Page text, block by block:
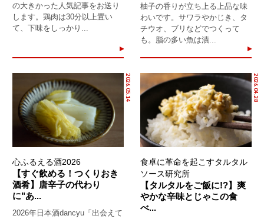
の大きかった人気記事をお送り
します。鶏肉は30分以上置い
て、下味をしっかり...
柚子の香りが立ち上る上品な味
わいです。サワラやかじき、タ
チウオ、ブリなどでつくって
も。脂の多い魚は漬...
2026.05.14
心ふるえる酒2026
【すぐ飲める！つくりおき
酒肴】唐辛子の代わり
に"あ...
2026年日本酒dancyu「出会えて
2026.04.28
食卓に革命を起こすタルタル
ソース研究所
【タルタルをご飯に!?】爽
やかな辛味とじゃこの食
べ...